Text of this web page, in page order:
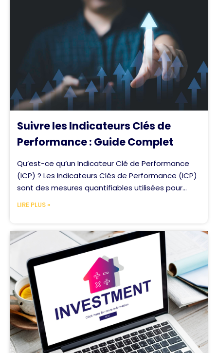
Suivre les Indicateurs Clés de
Performance : Guide Complet
Qu’est-ce qu’un Indicateur Clé de Performance
(ICP) ? Les Indicateurs Clés de Performance (ICP)
sont des mesures quantifiables utilisées pour...
LIRE PLUS »